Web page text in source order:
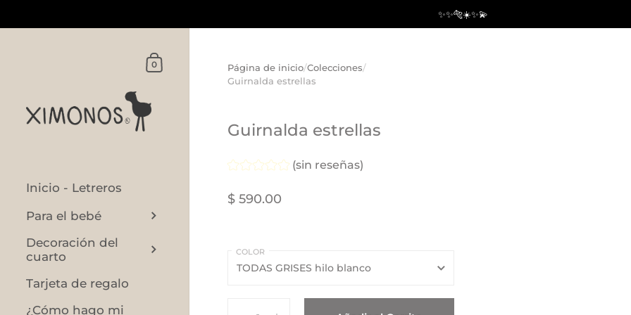
✨✨🐅☀️✨💫
Carrito
0
Inicio - Letreros
Para el bebé
Decoración del
cuarto
Tarjeta de regalo
¿Cómo hago mi
Página de inicio/Colecciones/
Guirnalda estrellas
Guirnalda estrellas
(sin reseñas)
$ 590.00
COLOR